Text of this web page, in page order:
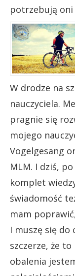
potrzebują oni
W drodze na
nauczyciela.
pragnie się
mojego
Vogelgesang
MLM. I dziś,
komplet
świadomość
mam
I muszę się do
szczerze, że
obalenia